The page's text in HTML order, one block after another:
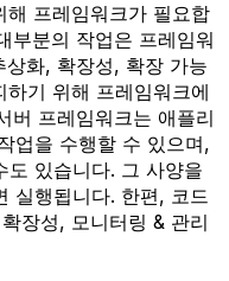
프레임워크가 필요합
부분의 작업은 프레임워
화, 확장성, 확장 가능
기 위해 프레임워크에
버 프레임워크는 애플리
업을 수행할 수 있으며,
도 있습니다. 그 사양을
실행됩니다. 한편, 코드
장성, 모니터링 & 관리